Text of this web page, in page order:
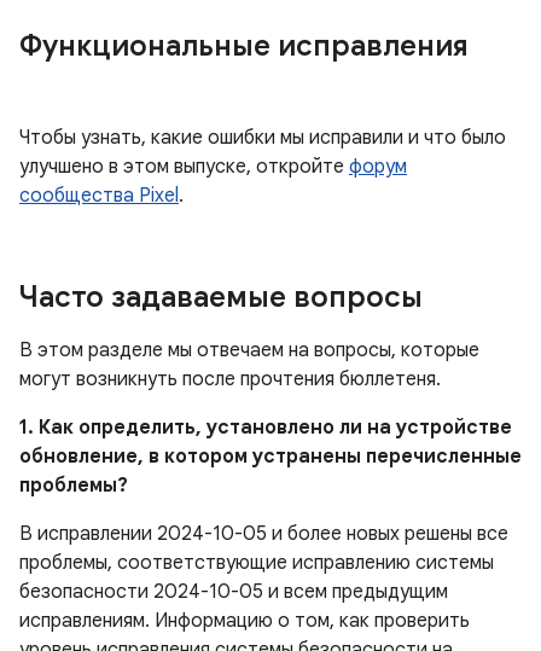
Функциональные исправления
Чтобы узнать, какие ошибки мы исправили и что было
улучшено в этом выпуске, откройте форум
сообщества Pixel.
Часто задаваемые вопросы
В этом разделе мы отвечаем на вопросы, которые
могут возникнуть после прочтения бюллетеня.
1. Как определить, установлено ли на устройстве
обновление, в котором устранены перечисленные
проблемы?
В исправлении 2024-10-05 и более новых решены все
проблемы, соответствующие исправлению системы
безопасности 2024-10-05 и всем предыдущим
исправлениям. Информацию о том, как проверить